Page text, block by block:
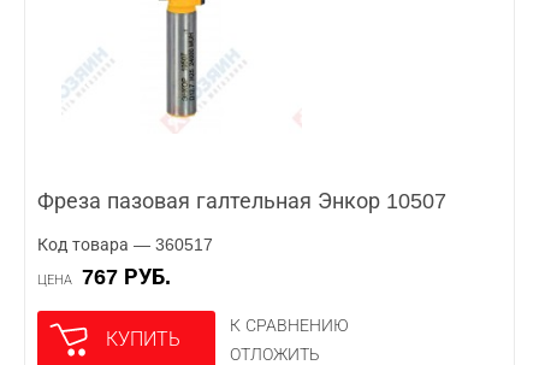
Фреза пазовая галтельная Энкор 10507
Код товара — 360517
ЦЕНА 767 РУБ.
КУПИТЬ
К СРАВНЕНИЮ
ОТЛОЖИТЬ